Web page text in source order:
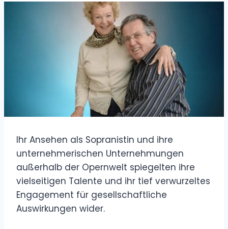
Ihr Ansehen als Sopranistin und ihre
unternehmerischen Unternehmungen
außerhalb der Opernwelt spiegelten ihre
vielseitigen Talente und ihr tief verwurzeltes
Engagement für gesellschaftliche
Auswirkungen wider.